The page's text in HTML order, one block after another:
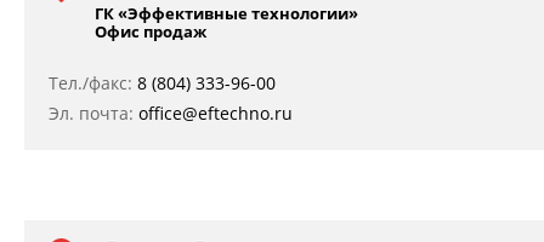
ГК «Эффективные технологии»
Офис продаж
Тел./факс: 8 (804) 333-96-00
Эл. почта: office@eftechno.ru